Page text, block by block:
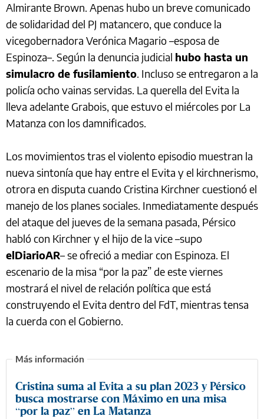
Almirante Brown. Apenas hubo un breve comunicado
de solidaridad del PJ matancero, que conduce la
vicegobernadora Verónica Magario –esposa de
Espinoza–. Según la denuncia judicial hubo hasta un
simulacro de fusilamiento. Incluso se entregaron a la
policía ocho vainas servidas. La querella del Evita la
lleva adelante Grabois, que estuvo el miércoles por La
Matanza con los damnificados.
Los movimientos tras el violento episodio muestran la
nueva sintonía que hay entre el Evita y el kirchnerismo,
otrora en disputa cuando Cristina Kirchner cuestionó el
manejo de los planes sociales. Inmediatamente después
del ataque del jueves de la semana pasada, Pérsico
habló con Kirchner y el hijo de la vice –supo
elDiarioAR– se ofreció a mediar con Espinoza. El
escenario de la misa “por la paz” de este viernes
mostrará el nivel de relación política que está
construyendo el Evita dentro del FdT, mientras tensa
la cuerda con el Gobierno.
Cristina suma al Evita a su plan 2023 y Pérsico
busca mostrarse con Máximo en una misa
“por la paz” en La Matanza